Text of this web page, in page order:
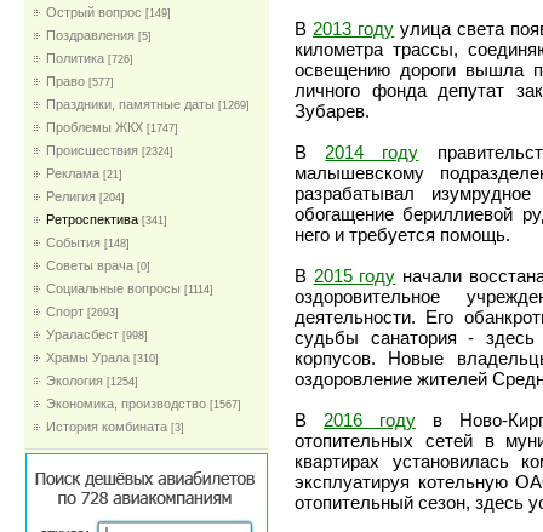
Острый вопрос [149]
Поздравления [5]
Политика [726]
Право [577]
Праздники, памятные даты [1269]
Проблемы ЖКХ [1747]
Проиcшествия [2324]
Реклама [21]
Религия [204]
Ретроспектива [341]
События [148]
Советы врача [0]
Социальные вопросы [1114]
Спорт [2693]
Ураласбест [998]
Храмы Урала [310]
Экология [1254]
Экономика, производство [1567]
История комбината [3]
В 2013 году улица света
километра трассы,
освещению дороги вышла
личного фонда депутат
Зубарев.
В 2014 году
малышевскому
разрабатывал
обогащение бериллиевой
него и требуется помощь.
В 2015 году начали
оздоровительное
деятельности. Его
судьбы санатория - здесь
корпусов. Новые
оздоровление жителей
В 2016 годув Ново-
отопительных сетей в
квартирах установилась
эксплуатируя котельную
отопительный сезон, здесь